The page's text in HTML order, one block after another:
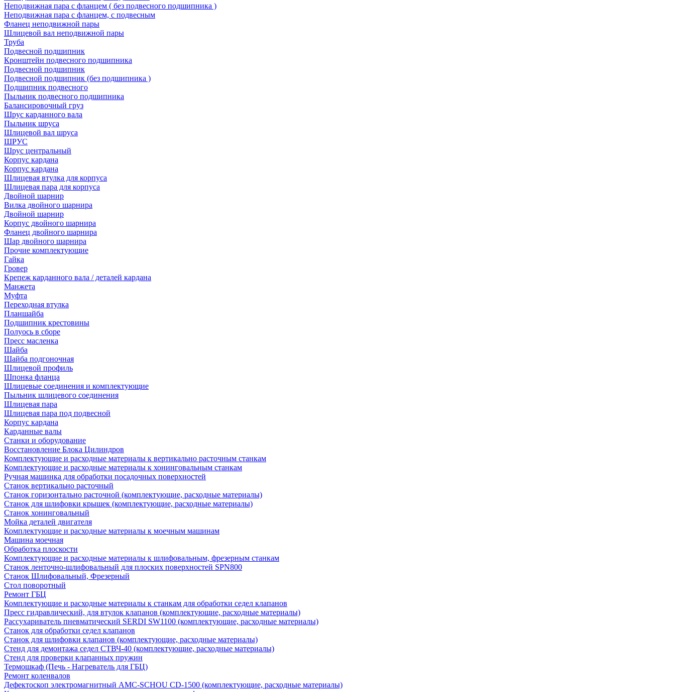
Неподвижная пара с фланцем ( без подвесного подшипника )
Неподвижная пара с фланцем, с подвесным
Фланец неподвижной пары
Шлицевой вал неподвижной пары
Труба
Подвесной подшипник
Кронштейн подвесного подшипника
Подвесной подшипник
Подвесной подшипник (без подшипника )
Подшипник подвесного
Пыльник подвесного подшипника
Балансировочный груз
Шрус карданного вала
Пыльник шруса
Шлицевой вал шруса
ШРУС
Шрус центральный
Корпус кардана
Корпус кардана
Шлицевая втулка для корпуса
Шлицевая пара для корпуса
Двойной шарнир
Вилка двойного шарнира
Двойной шарнир
Корпус двойного шарнира
Фланец двойного шарнира
Шар двойного шарнира
Прочие комплектующие
Гайка
Гровер
Крепеж карданного вала / деталей кардана
Манжета
Муфта
Переходная втулка
Планшайба
Подшипник крестовины
Полуось в сборе
Пресс масленка
Шайба
Шайба подгоночная
Шлицевой профиль
Шпонка фланца
Шлицевые соединения и комплектующие
Пыльник шлицевого соединения
Шлицевая пара
Шлицевая пара под подвесной
Корпус кардана
Карданные валы
Станки и оборудование
Восстановление Блока Цилиндров
Комплектующие и расходные материалы к вертикально расточным станкам
Комплектующие и расходные материалы к хонинговальным станкам
Ручная машинка для обработки посадочных поверхностей
Станок вертикально расточный
Станок горизонтально расточной (комплектующие, расходные материалы)
Станок для шлифовки крышек (комплектующие, расходные материалы)
Станок хонинговальный
Мойка деталей двигателя
Комплектующие и расходные материалы к моечным машинам
Машина моечная
Обработка плоскости
Комплектующие и расходные материалы к шлифовальным, фрезерным станкам
Станок ленточно-шлифовальный для плоских поверхностей SPN800
Станок Шлифовальный, Фрезерный
Стол поворотный
Ремонт ГБЦ
Комплектующие и расходные материалы к станкам для обработки седел клапанов
Пресс гидравлический, для втулок клапанов (комплектующие, расходные материалы)
Рассухариватель пневматический SERDI SW1100 (комплектующие, расходные материалы)
Станок для обработки седел клапанов
Станок для шлифовки клапанов (комплектующие, расходные материалы)
Стенд для демонтажа седел СТВЧ-40 (комплектующие, расходные материалы)
Стенд для проверки клапанных пружин
Термошкаф (Печь - Нагреватель для ГБЦ)
Ремонт коленвалов
Дефектоскоп электромагнитный AMC-SCHOU CD-1500 (комплектующие, расходные материалы)